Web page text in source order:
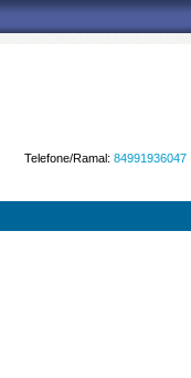
Telefone/Ramal: 84991936047